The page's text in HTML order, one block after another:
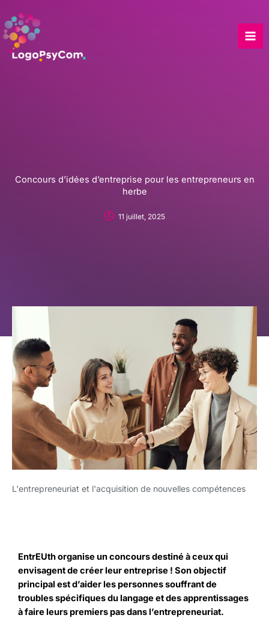
to
content
Concours d’idées d’entreprise pour les entrepreneurs en
herbe
11 juillet, 2025
L'entrepreneuriat et l'acquisition de nouvelles compétences
EntrEUth organise un concours destiné à ceux qui
envisagent de créer leur entreprise ! Son objectif
principal est d’aider les personnes souffrant de
troubles spécifiques du langage et des apprentissages
à faire leurs premiers pas dans l’entrepreneuriat.